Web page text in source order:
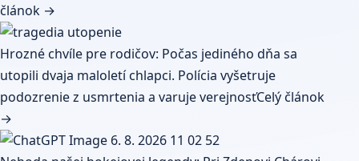
článok →
Hrozné chvíle pre rodičov: Počas jediného dňa sa
utopili dvaja maloletí chlapci. Polícia vyšetruje
podozrenie z usmrtenia a varuje verejnosťCelý článok
→